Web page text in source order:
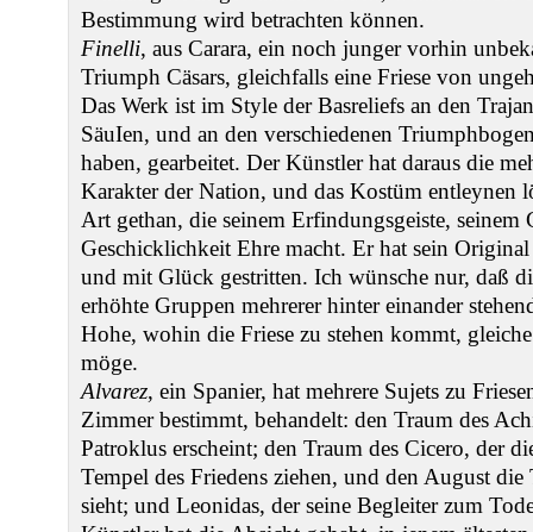
Bestimmung wird betrachten können.
Finelli, aus Carara, ein noch junger vorhin
Triumph Cäsars, gleichfalls eine Friese von
Das Werk ist im Style der Basreliefs an den
SäuIen, und an den verschiedenen
haben, gearbeitet. Der Künstler hat daraus die
Karakter der Nation, und das Kostüm entleynen
Art gethan, die seinem Erfindungsgeiste, seinem
Geschicklichkeit Ehre macht. Er hat sein
und mit Glück gestritten. Ich wünsche nur, daß
erhöhte Gruppen mehrerer hinter einander
Hohe, wohin die Friese zu stehen kommt,
möge.
Alvarez, ein Spanier, hat mehrere Sujets zu
Zimmer bestimmt, behandelt: den Traum des
Patroklus erscheint; den Traum des Cicero, der
Tempel des Friedens ziehen, und den August die
sieht; und Leonidas, der seine Begleiter zum